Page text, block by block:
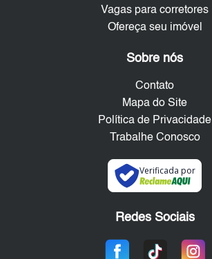
Vagas para corretores
Ofereça seu imóvel
Sobre nós
Contato
Mapa do Site
Política de Privacidade
Trabalhe Conosco
Verificada por
Redes Sociais